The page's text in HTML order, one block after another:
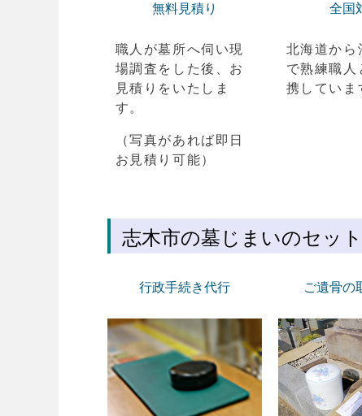
無料見積り
職人が墓所へ伺い現
場調査をした後、お
見積りをいたしま
す。
（写真があれば即日
お見積り可能）
全国
北海道から
で熟練職人
携していま
志木市の墓じまいのセッ
行政手続き代行 ご遺骨の